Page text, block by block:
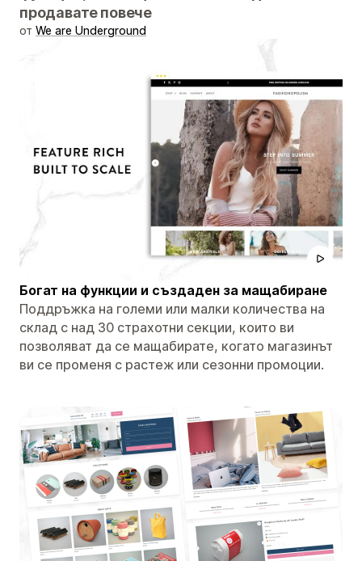
продавате повече
от We are Underground
Богат на функции и създаден за мащабиране
Поддръжка на големи или малки количества на
склад с над 30 страхотни секции, които ви
позволяват да се мащабирате, когато магазинът
ви се променя с растеж или сезонни промоции.